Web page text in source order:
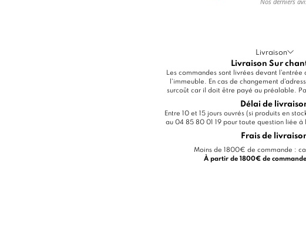
Livraison
Livraison Sur
Les commandes sont livrées devant
l'immeuble. En cas de changement
surcoût car il doit être payé au préalable.
Délai de
Entre 10 et 15 jours ouvrés (si produits en
au 04 85 80 01 19 pour toute question liée à
Frais de
Moins de 1800€ de commande :
À partir de 1800€ de commande